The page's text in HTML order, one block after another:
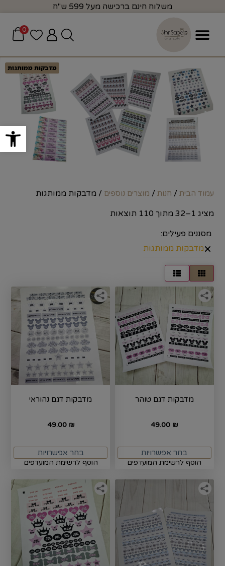
פתח
משלוח חינם ברכישה מעל 599 ש"ח
0
מדבקות ממותגות
עמוד הבית / חנות / מוצרים נוספים / מדבקות ממותגות
מציג 1–32 מתוך 110 תוצאות
מסננים פעילים:
מדבקות ממותגות×
מדבקות דגם טוהר
49.00 ₪
בחר אפשרויות
הוסף לרשימת המועדפים
מדבקות דגם נהוראי
49.00 ₪
בחר אפשרויות
הוסף לרשימת המועדפים